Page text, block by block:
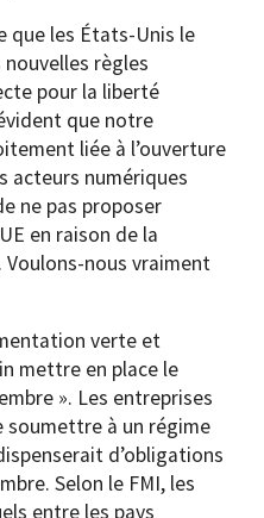
que les États-Unis le
règles
pour la liberté
que notre
liée à l’ouverture
acteurs numériques
ne pas proposer
en raison de la
nous vraiment
verte et
mettre en place le
». Les entreprises
soumettre à un régime
d’obligations
Selon le FMI, les
entre les pays